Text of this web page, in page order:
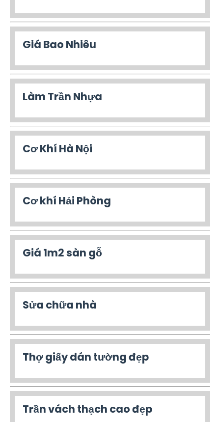
Giá Bao Nhiêu
Làm Trần Nhựa
Cơ Khí Hà Nội
Cơ khí Hải Phòng
Giá 1m2 sàn gỗ
Sửa chữa nhà
Thợ giấy dán tường đẹp
Trần vách thạch cao đẹp